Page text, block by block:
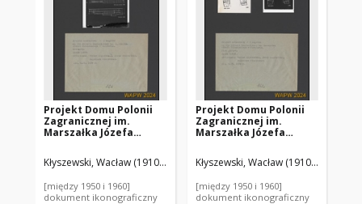
Projekt Domu Polonii
Zagranicznej im.
Marszałka Józefa
Warszawie - Konkurs
SARP nr 90 : praca nr 8, I
Przekrój
Kłyszewski, Wacław (1910-2000). Autor Mokrzyński, Jerzy (1909-
[między 1950 i 1960]
dokument ikonograficzny
Projekt Domu Polonii
Zagranicznej im.
Marszałka Józefa
Warszawie - Konkurs
SARP nr 90 : praca nr 8, I
piętra
Kłyszewski, Wacław (1910-2000).
[między 1950 i 1960]
dokument ikonograficzny